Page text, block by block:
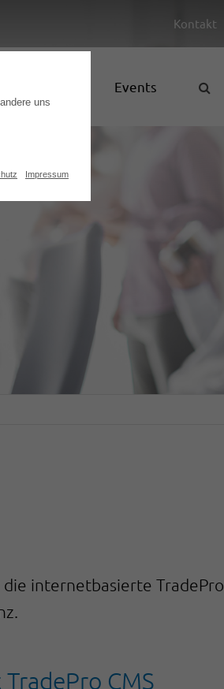
Kontakt
Events
internetbasierte TradePro
CMS
uns
Impressum